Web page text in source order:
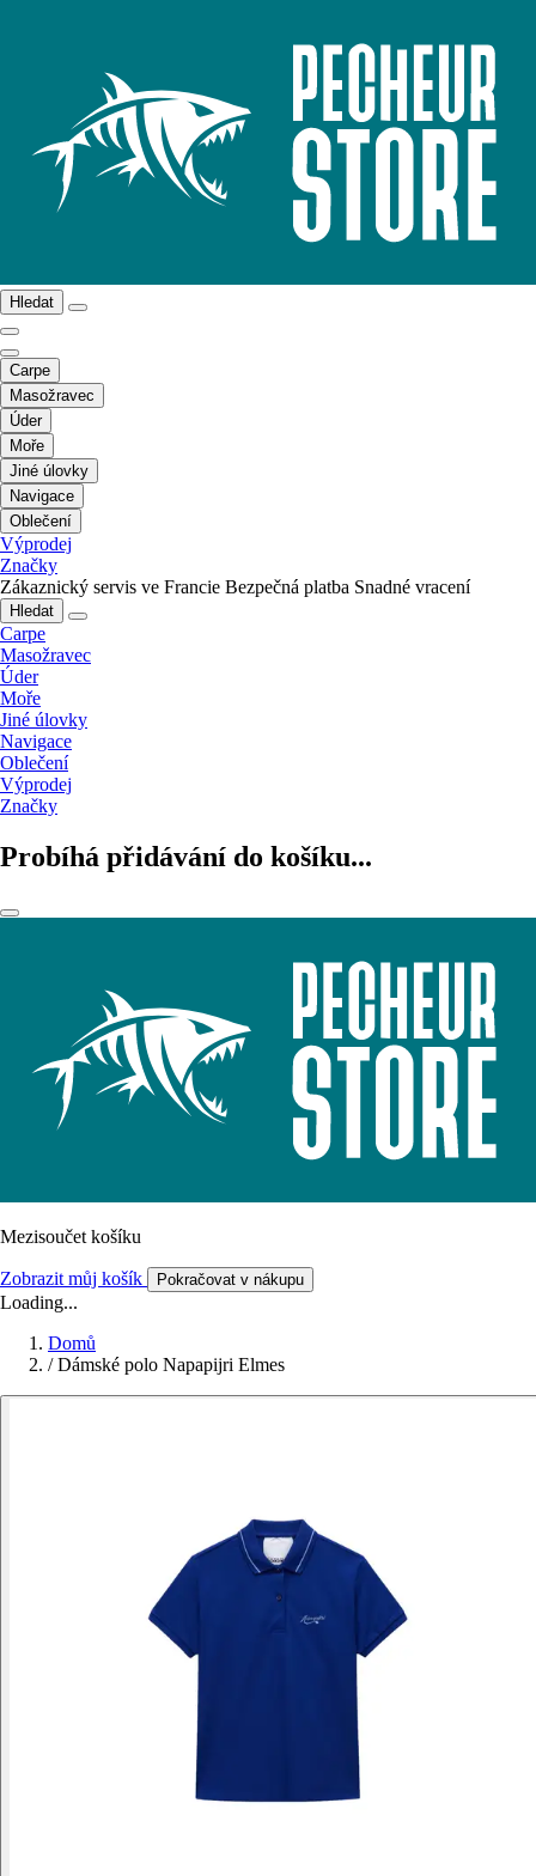
Hledat
Carpe
Masožravec
Úder
Moře
Jiné úlovky
Navigace
Oblečení
Výprodej
Značky
Zákaznický servis ve Francie Bezpečná platba Snadné vracení
Hledat
Carpe
Masožravec
Úder
Moře
Jiné úlovky
Navigace
Oblečení
Výprodej
Značky
Probíhá přidávání do košíku...
Mezisoučet košíku
Zobrazit můj košík Pokračovat v nákupu
Loading...
Domů
/ Dámské polo Napapijri Elmes